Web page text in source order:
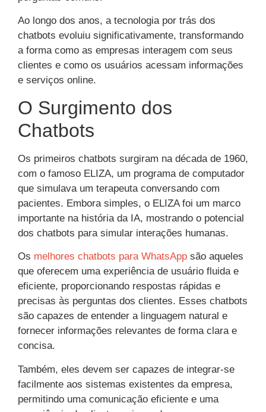
Ao longo dos anos, a tecnologia por trás dos
chatbots evoluiu significativamente, transformando
a forma como as empresas interagem com seus
clientes e como os usuários acessam informações
e serviços online.
O Surgimento dos
Chatbots
Os primeiros chatbots surgiram na década de 1960,
com o famoso ELIZA, um programa de computador
que simulava um terapeuta conversando com
pacientes. Embora simples, o ELIZA foi um marco
importante na história da IA, mostrando o potencial
dos chatbots para simular interações humanas.
Os melhores chatbots para WhatsApp são aqueles
que oferecem uma experiência de usuário fluida e
eficiente, proporcionando respostas rápidas e
precisas às perguntas dos clientes. Esses chatbots
são capazes de entender a linguagem natural e
fornecer informações relevantes de forma clara e
concisa.
Também, eles devem ser capazes de integrar-se
facilmente aos sistemas existentes da empresa,
permitindo uma comunicação eficiente e uma